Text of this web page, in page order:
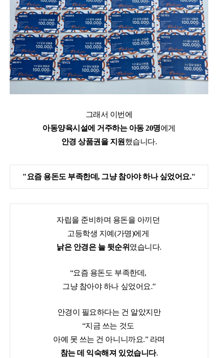
그래서 이번에
아동양육시설에 거주하는 아동 20명에게
안경 상품권을 지원 했습니다.
"요즘 용돈도 부족한데, 그냥 참아야 하나 싶었어요."
자립을 준비하며 용돈을 아끼던
고등학생 지예(가명)에게
낡은 안경은 늘 뒷순위 였습니다.
“요즘 용돈도 부족한데,
그냥 참아야 하나 싶었어요.”
안경이 필요하다는 건 알았지만
“지금 쓰는 것도
아예 못 쓰는 건 아니니까요.” 라며
참는 데 익숙해져 있었습니다.